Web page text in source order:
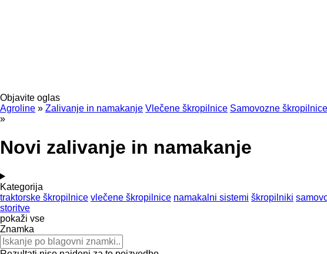
Objavite oglas
Agroline » Zalivanje in namakanje Vlečene škropilnice Samovozne škropilnice
»
Novi zalivanje in namakanje
Kategorija
traktorske škropilnice vlečene škropilnice namakalni sistemi škropilniki
storitve
pokaži vse
Znamka